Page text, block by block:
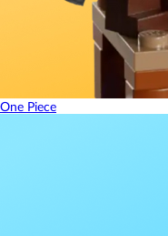
One Piece